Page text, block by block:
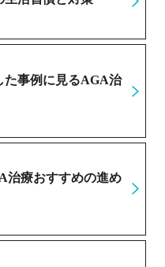
た事例に見るAGA治
治療おすすめの進め